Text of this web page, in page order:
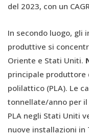
del 2023, con un
In secondo luogo, gli
produttive si
Oriente e Stati Uniti.
principale produttore
polilattico (PLA). Le
tonnellate/anno per
PLA negli Stati Uniti
nuove installazioni in